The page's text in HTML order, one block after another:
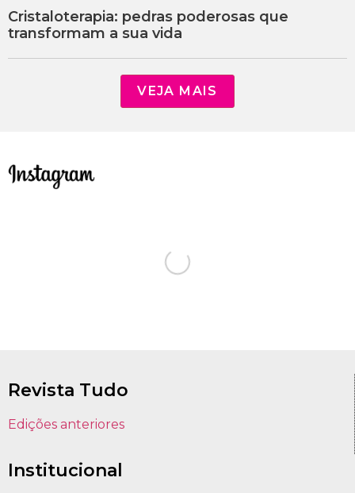
Cristaloterapia: pedras poderosas que
transformam a sua vida
VEJA MAIS
Revista Tudo
Edições anteriores
Institucional